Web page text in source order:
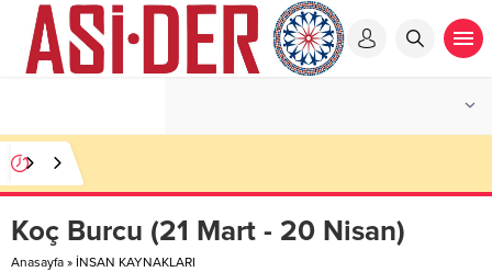
Koç Burcu (21 Mart - 20 Nisan)
Anasayfa » İNSAN KAYNAKLARI